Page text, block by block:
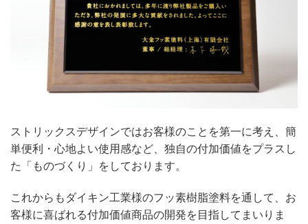
ストリックスデザインではお客様のことを第一に考え、簡
単便利・心地よい使用感など、独自の付加価値をプラスし
た「ものづくり」をしております。
これからもダイキン工業様のフッ素樹脂塗料を通して、お
客様に喜ばれる付加価値商品の開発を目指してまいりま